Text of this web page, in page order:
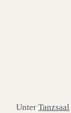
Unter Tanzsaal